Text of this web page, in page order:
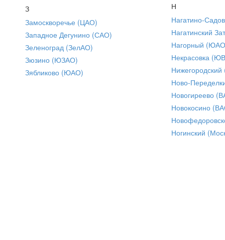
З
Замоскворечье (ЦАО)
Западное Дегунино (САО)
Зеленоград (ЗелАО)
Зюзино (ЮЗАО)
Зябликово (ЮАО)
Н
Нагатино-
Нагатинский
Нагорный
Некрасовка
Ново-
Новогиреево
Новокосино
Ногинский